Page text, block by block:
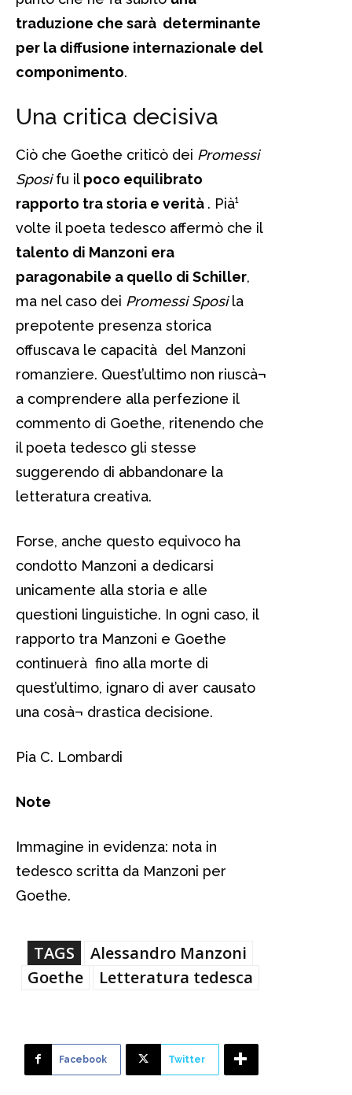
traduzione che sarà determinante
per la diffusione internazionale del
componimento.
Una critica decisiva
Ciò che Goethe criticò dei Promessi
Sposifu il poco equilibrato
rapporto tra storia e verità . Pià¹
volte il poeta tedesco affermò che il
talento di Manzoni era
paragonabile a quello di Schiller,
ma nel caso dei Promessi Sposila
prepotente presenza storica
offuscava le capacità del Manzoni
romanziere. Quest’ultimo non riuscà¬
a comprendere alla perfezione il
commento di Goethe, ritenendo che
il poeta tedesco gli stesse
suggerendo di abbandonare la
letteratura creativa.
Forse, anche questo equivoco ha
condotto Manzoni a dedicarsi
unicamente alla storia e alle
questioni linguistiche. In ogni caso, il
rapporto tra Manzoni e Goethe
continuerà fino alla morte di
quest’ultimo, ignaro di aver causato
una cosà¬ drastica decisione.
Pia C. Lombardi
Note
Immagine in evidenza: nota in
tedesco scritta da Manzoni per
Goethe.
TAGS
Alessandro Manzoni
Goethe
Letteratura tedesca
Facebook Twitter